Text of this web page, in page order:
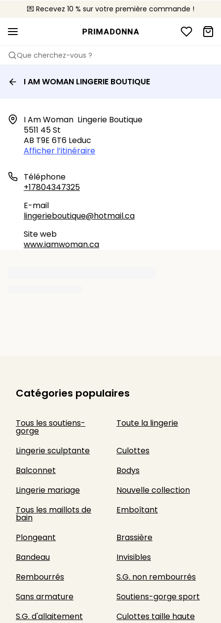
💌 Recevez 10 % sur votre première commande !
🚚 Livraison gratuite à partir de $150
📦 Retours gratuits
Que cherchez-vous ?
I AM WOMAN LINGERIE BOUTIQUE
I Am Woman  Lingerie Boutique
5511 45 St
AB T9E 6T6 Leduc
Afficher l’itinéraire
Téléphone
+17804347325
E-mail
lingerieboutique@hotmail.ca
Site web
www.iamwoman.ca
Catégories populaires
Tous les soutiens-
gorge
Toute la lingerie
Lingerie sculptante
Culottes
Balconnet
Bodys
Lingerie mariage
Nouvelle collection
Tous les maillots de
bain
Emboîtant
Plongeant
Brassière
Bandeau
Invisibles
Rembourrés
S.G. non rembourrés
Sans armature
Soutiens-gorge sport
S.G. d'allaitement
Culottes taille haute